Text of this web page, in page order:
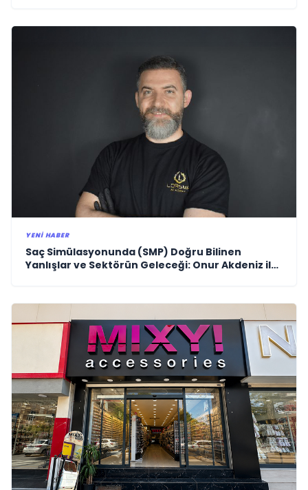
YENI HABER
Saç Simülasyonunda (SMP) Doğru Bilinen
Yanlışlar ve Sektörün Geleceği: Onur Akdeniz ile